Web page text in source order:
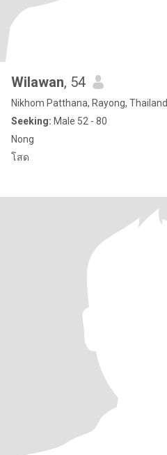
Wilawan, 54
Nikhom Patthana, Rayong, Thailand
Seeking: Male 52 - 80
Nong
โสด